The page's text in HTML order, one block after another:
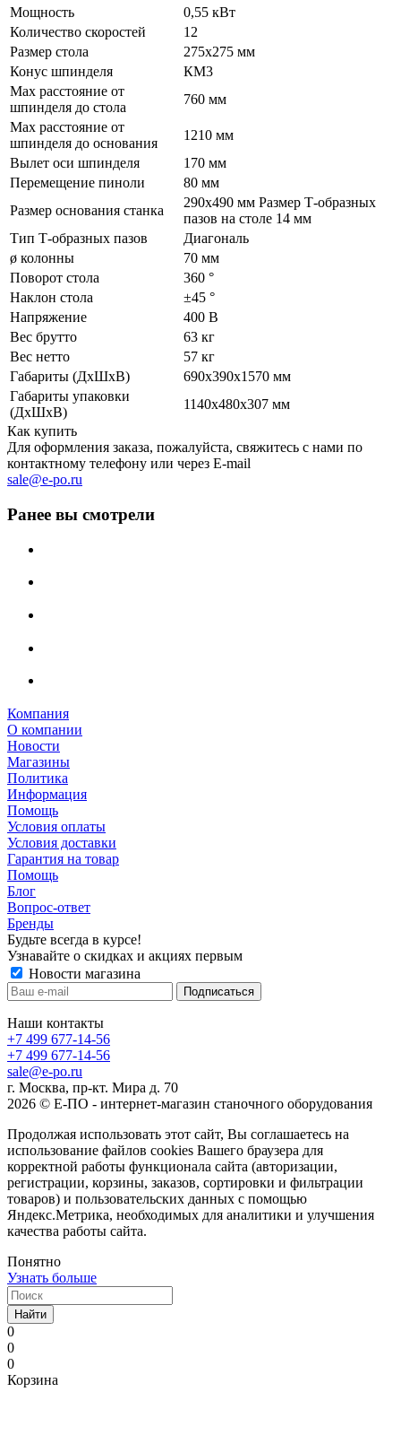
Мощность
0,55 кВт
Количество скоростей
12
Размер стола
275х275 мм
Конус шпинделя
КМ3
Max расстояние от
шпинделя до стола
760 мм
Max расстояние от
шпинделя до основания
1210 мм
Вылет оси шпинделя
170 мм
Перемещение пиноли
80 мм
Размер основания станка
290х490 мм Размер Т-образных
пазов на столе 14 мм
Тип Т-образных пазов
Диагональ
ø колонны
70 мм
Поворот стола
360 °
Наклон стола
±45 °
Напряжение
400 В
Вес брутто
63 кг
Вес нетто
57 кг
Габариты (ДхШхВ)
690х390х1570 мм
Габариты упаковки
(ДхШхВ)
1140x480x307 мм
Как купить
Для оформления заказа, пожалуйста, свяжитесь с нами по
контактному телефону или через E-mail
sale@e-po.ru
Ранее вы смотрели
Компания
О компании
Новости
Магазины
Политика
Информация
Помощь
Условия оплаты
Условия доставки
Гарантия на товар
Помощь
Блог
Вопрос-ответ
Бренды
Будьте всегда в курсе!
Узнавайте о скидках и акциях первым
Новости магазина
Наши контакты
+7 499 677-14-56
+7 499 677-14-56
sale@e-po.ru
г. Москва, пр-кт. Мира д. 70
2026 © Е-ПО - интернет-магазин станочного оборудования
Продолжая использовать этот сайт, Вы соглашаетесь на
использование файлов cookies Вашего браузера для
корректной работы функционала сайта (авторизации,
регистрации, корзины, заказов, сортировки и фильтрации
товаров) и пользовательских данных с помощью
Яндекс.Метрика, необходимых для аналитики и улучшения
качества работы сайта.
Понятно
Узнать больше
Найти
0
0
0
Корзина